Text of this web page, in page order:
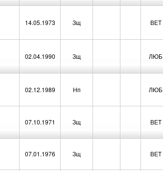
14.05.1973 Зщ ВЕТ
02.04.1990 Зщ ЛЮБ
02.12.1989 Нп ЛЮБ
07.10.1971 Зщ ВЕТ
07.01.1976 Зщ ВЕТ